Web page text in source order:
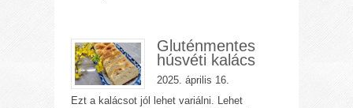
Gluténmentes
húsvéti kalács
2025. április 16.
Ezt a kalácsot jól lehet variálni. Lehet